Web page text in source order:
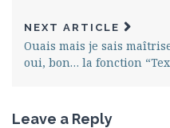
NEXT ARTICLE
Ouais mais je sais
oui, bon… la fonction
Leave a Reply